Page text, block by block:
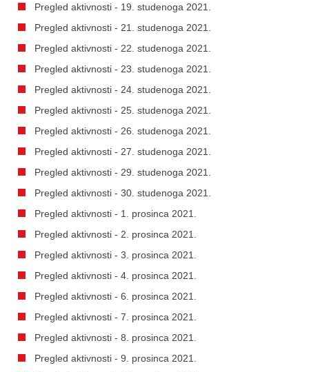
Pregled aktivnosti - 19. studenoga 2021.
Pregled aktivnosti - 21. studenoga 2021.
Pregled aktivnosti - 22. studenoga 2021.
Pregled aktivnosti - 23. studenoga 2021.
Pregled aktivnosti - 24. studenoga 2021.
Pregled aktivnosti - 25. studenoga 2021.
Pregled aktivnosti - 26. studenoga 2021.
Pregled aktivnosti - 27. studenoga 2021.
Pregled aktivnosti - 29. studenoga 2021.
Pregled aktivnosti - 30. studenoga 2021.
Pregled aktivnosti - 1. prosinca 2021.
Pregled aktivnosti - 2. prosinca 2021.
Pregled aktivnosti - 3. prosinca 2021.
Pregled aktivnosti - 4. prosinca 2021.
Pregled aktivnosti - 6. prosinca 2021.
Pregled aktivnosti - 7. prosinca 2021.
Pregled aktivnosti - 8. prosinca 2021.
Pregled aktivnosti - 9. prosinca 2021.